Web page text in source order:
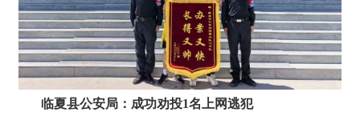
临夏县公安局：成功劝投1名上网逃犯